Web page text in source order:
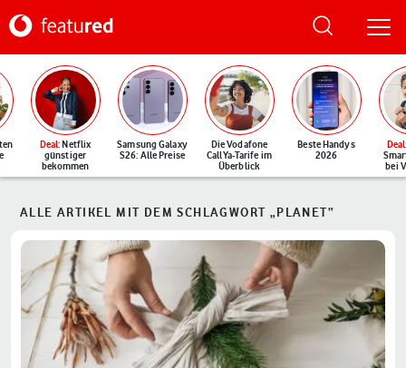
Deal: Netflix
günstiger
bekommen
Samsung Galaxy
S26: Alle Preise
Die Vodafone
CallYa-Tarife im
Überblick
Beste Handys
2026
Deal
bei
ALLE ARTIKEL MIT DEM SCHLAGWORT „PLANET“